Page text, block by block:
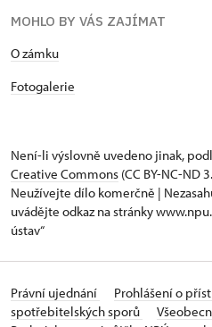
MOHLO BY VÁS ZAJÍMAT
​​​​​​O zámku
Fotogalerie
Není-li výslovně uvedeno jinak,
Creative Commons (CC BY-NC-ND
Neužívejte dílo komerčně |
uvádějte odkaz na stránky
ústav“
Právní ujednání Prohlášení o
spotřebitelských sporů